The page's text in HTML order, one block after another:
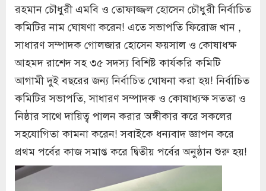
রহমান চৌধুরী এমবি ও তোফাজ্জল হোসেন চৌধুরী নির্বাচিত
কমিটির নাম ঘোষণা করেন! এতে সভাপতি ফিরোজ খান ,
সাধারণ সম্পাদক গোলজার হোসেন ফয়সাল ও কোষাধক্ষ
আহমদ রাশেদ সহ ৩৫ সদস্য বিশিষ্ট কার্যকরি কমিটি
আগামী দুই বছরের জন্য নির্বাচিত ঘোষনা করা হয়! নির্বাচিত
কমিটির সভাপতি, সাধারণ সম্পাদক ও কোষাধ্যক্ষ সততা ও
নিষ্ঠার সাথে দায়িত্ব পালন করার অঙ্গীকার করে সকলের
সহযোগিতা কামনা করেন! সবাইকে ধন্যবাদ জ্ঞাপন করে
প্রথম পর্বের কাজ সমাপ্ত করে দ্বিতীয় পর্বের অনুষ্ঠান শুরু হয়!